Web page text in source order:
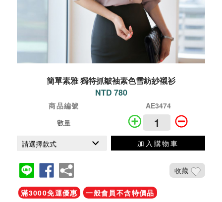
簡單素雅 獨特抓皺袖素色雪紡紗襯衫
NTD 780
商品編號
AE3474
數量
加入購物車
收藏
滿3000免運優惠
一般會員不含特價品